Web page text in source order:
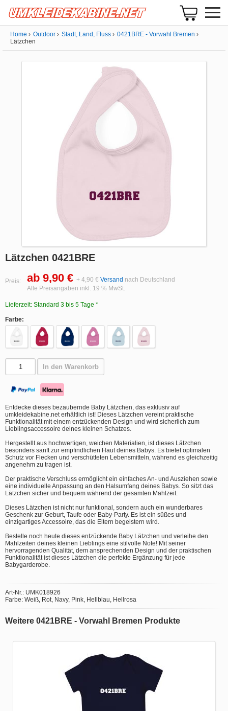
Home Outdoor Stadt, Land, Fluss
0421BRE - Vorwahl Bremen
Lätzchen
Lätzchen 0421BRE
Preis: ab 9,90 € + 4,90 € Versand nach Deutschland
Alle Preisangaben inkl. 19 % MwSt.
Lieferzeit: Standard 3 bis 5 Tage *
Farbe:
In den Warenkorb
Entdecke dieses bezaubernde Baby Lätzchen, das exklusiv auf
umkleidekabine.net erhältlich ist! Dieses Lätzchen vereint praktische
Funktionalität mit einem entzückenden Design und wird sicherlich zum
Lieblingsaccessoire deines kleinen Schatzes.
Hergestellt aus hochwertigen, weichen Materialien, ist dieses Lätzchen
besonders sanft zur empfindlichen Haut deines Babys. Es bietet optimalen
Schutz vor Flecken und verschütteten Lebensmitteln, während es gleichzeitig
angenehm zu tragen ist.
Der praktische Verschluss ermöglicht ein einfaches An- und Ausziehen sowie
eine individuelle Anpassung an den Halsumfang deines Babys. So sitzt das
Lätzchen sicher und bequem während der gesamten Mahlzeit.
Dieses Lätzchen ist nicht nur funktional, sondern auch ein wunderbares
Geschenk zur Geburt, Taufe oder Baby-Party. Es ist ein süßes und
einzigartiges Accessoire, das die Eltern begeistern wird.
Bestelle noch heute dieses entzückende Baby Lätzchen und verleihe den
Mahlzeiten deines kleinen Lieblings eine stilvolle Note! Mit seiner
hervorragenden Qualität, dem ansprechenden Design und der praktischen
Funktionalität ist dieses Lätzchen die perfekte Ergänzung für jede
Babygarderobe.
Art-Nr.: UMK018926
Farbe: Weiß, Rot, Navy, Pink, Hellblau, Hellrosa
Weitere 0421BRE - Vorwahl Bremen Produkte